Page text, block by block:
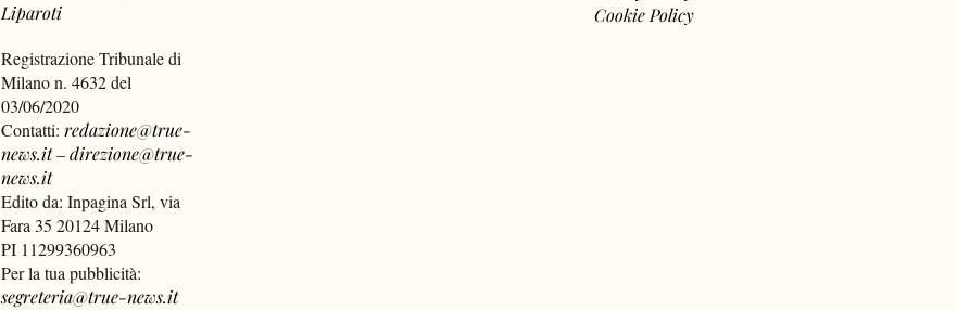
Liparoti
Registrazione Tribunale di
Milano n. 4632 del
03/06/2020
Contatti:redazione@true-
news.it–direzione@true-
news.it
Edito da: Inpagina Srl, via
Fara 35 20124 Milano
PI 11299360963
Per la tua pubblicità:
segreteria@true-news.it
Cookie Policy